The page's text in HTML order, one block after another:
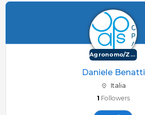
Agronomo/Zootecnico
Daniele Benatti
Italia
1 Followers